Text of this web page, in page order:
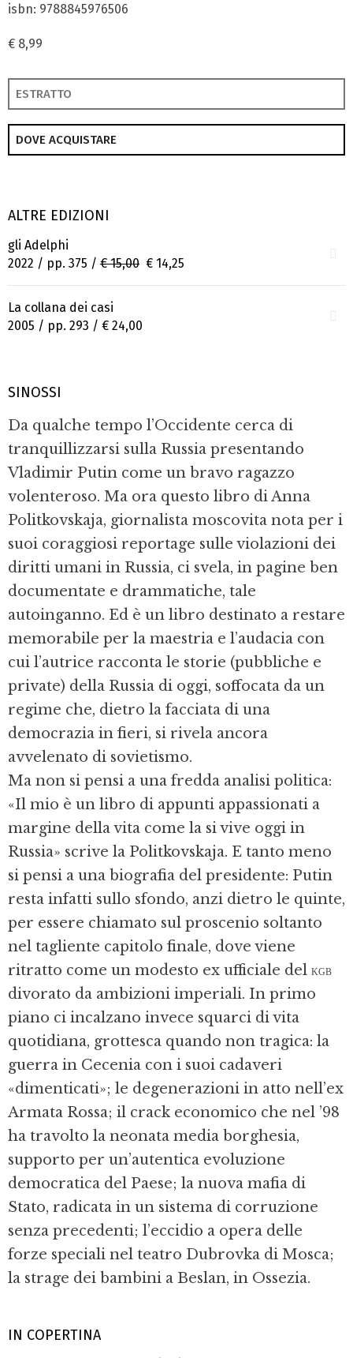
isbn: 9788845976506
€ 8,99
ESTRATTO
DOVE ACQUISTARE
IN COPERTINA
ALTRE EDIZIONI
gli Adelphi
2022 / pp. 375 / € 15,00 € 14,25
La collana dei casi
2005 / pp. 293 / € 24,00
SINOSSI
Da qualche tempo l’Occidente cerca di
tranquillizzarsi sulla Russia presentando
Vladimir Putin come un bravo ragazzo
volenteroso. Ma ora questo libro di Anna
Politkovskaja, giornalista moscovita nota per i
suoi coraggiosi reportage sulle violazioni dei
diritti umani in Russia, ci svela, in pagine ben
documentate e drammatiche, tale
autoinganno. Ed è un libro destinato a restare
memorabile per la maestria e l’audacia con
cui l’autrice racconta le storie (pubbliche e
private) della Russia di oggi, soffocata da un
regime che, dietro la facciata di una
democrazia in fieri, si rivela ancora
avvelenato di sovietismo.
Ma non si pensi a una fredda analisi politica:
«Il mio è un libro di appunti appassionati a
margine della vita come la si vive oggi in
Russia» scrive la Politkovskaja. E tanto meno
si pensi a una biografia del presidente: Putin
resta infatti sullo sfondo, anzi dietro le quinte,
per essere chiamato sul proscenio soltanto
nel tagliente capitolo finale, dove viene
ritratto come un modesto ex ufficiale del kgb
divorato da ambizioni imperiali. In primo
piano ci incalzano invece squarci di vita
quotidiana, grottesca quando non tragica: la
guerra in Cecenia con i suoi cadaveri
«dimenticati»; le degenerazioni in atto nell’ex
Armata Rossa; il crack economico che nel ’98
ha travolto la neonata media borghesia,
supporto per un’autentica evoluzione
democratica del Paese; la nuova mafia di
Stato, radicata in un sistema di corruzione
senza precedenti; l’eccidio a opera delle
forze speciali nel teatro Dubrovka di Mosca;
la strage dei bambini a Beslan, in Ossezia.